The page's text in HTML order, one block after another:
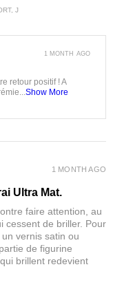
J
retour positif ! A
Show More
1 MONTH AGO
Ultra Mat.
faire attention, au
cessent de briller. Pour
vernis satin ou
de figurine
brillent redevient
1 MONTH AGO